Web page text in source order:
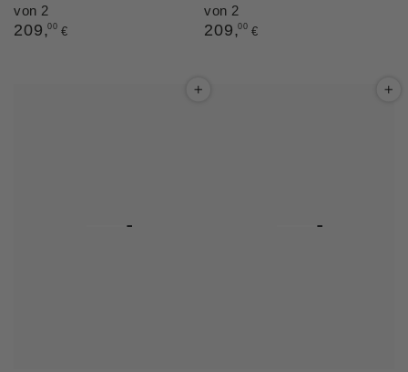
von 2
Regulärer
209,00 €
von 2
Regulärer
209,00 €